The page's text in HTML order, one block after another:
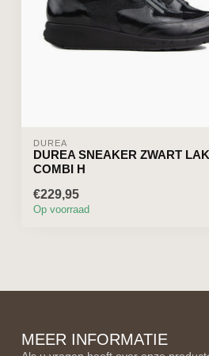
DUREA
DUREA SNEAKER ZWART LAK
COMBI H
€229,95
Op voorraad
MEER INFORMATIE